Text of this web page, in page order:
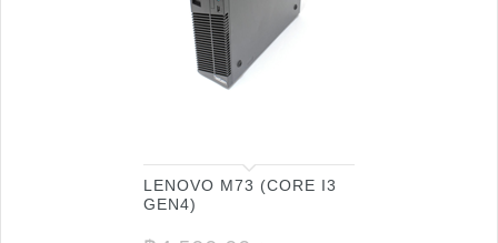
LENOVO M73 (CORE I3
GEN4)